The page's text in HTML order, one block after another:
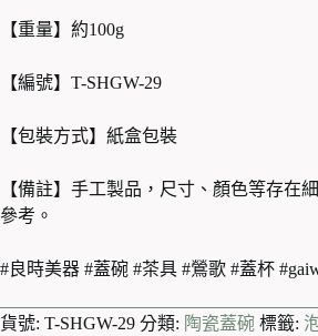
【重量】約100g
【編號】T-SHGW-29
【包裝方式】紙盒包裝
【備註】手工製品，尺寸、顏色等存在
參考。
#良時美器 #蓋碗 #茶具 #鶯歌 #蓋杯
貨號: T-SHGW-29 分類: 陶瓷蓋碗 標籤: